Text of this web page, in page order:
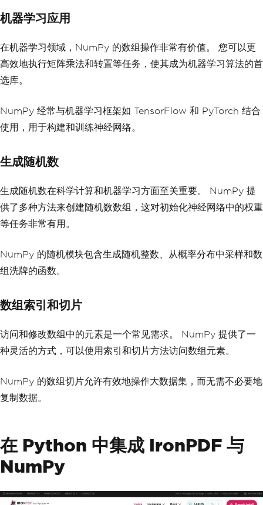
机器学习应用
在机器学习领域，NumPy 的数组操作非常有价值。 您可以更
高效地执行矩阵乘法和转置等任务，使其成为机器学习算法的首
选库。
NumPy 经常与机器学习框架如 TensorFlow 和 PyTorch 结合
使用，用于构建和训练神经网络。
生成随机数
生成随机数在科学计算和机器学习方面至关重要。 NumPy 提
供了多种方法来创建随机数数组，这对初始化神经网络中的权重
等任务非常有用。
NumPy 的随机模块包含生成随机整数、从概率分布中采样和数
组洗牌的函数。
数组索引和切片
访问和修改数组中的元素是一个常见需求。 NumPy 提供了一
种灵活的方式，可以使用索引和切片方法访问数组元素。
NumPy 的数组切片允许有效地操作大数据集，而无需不必要地
复制数据。
在 Python 中集成 IronPDF 与
NumPy